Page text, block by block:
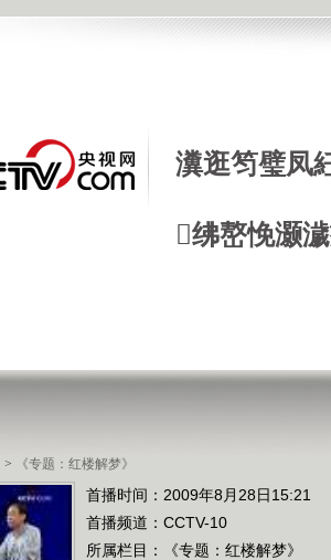
瀵逛笉璧凤
绋嶅悗灏
> 《专题：红楼解梦》
首播时间：2009年8月28日15:21
首播频道： CCTV-10
所属栏目：
《专题：红楼解梦》